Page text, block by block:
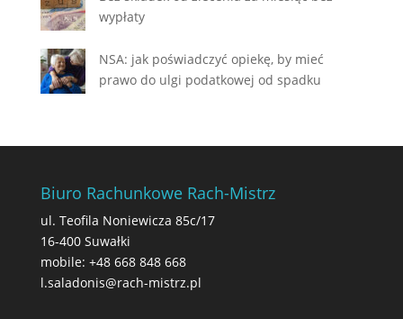
wypłaty
NSA: jak poświadczyć opiekę, by mieć
prawo do ulgi podatkowej od spadku
Biuro Rachunkowe Rach-Mistrz
ul. Teofila Noniewicza 85c/17
16-400 Suwałki
mobile: +48 668 848 668
l.saladonis@rach-mistrz.pl